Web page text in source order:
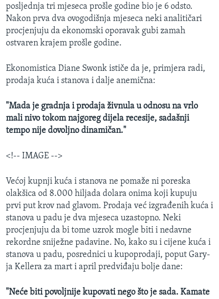
posljednja tri mjeseca prošle godine bio je 6 odsto.
Nakon prva dva ovogodišnja mjeseca neki analitičari
procjenjuju da ekonomski oporavak gubi zamah
ostvaren krajem prošle godine.
Ekonomistica Diane Swonk ističe da je, primjera radi,
prodaja kuća i stanova i dalje anemična:
"Mada je gradnja i prodaja živnula u odnosu na vrlo
mali nivo tokom najgoreg dijela recesije, sadašnji
tempo nije dovoljno dinamičan."
<!-- IMAGE -->
Većoj kupnji kuća i stanova ne pomaže ni poreska
olakšica od 8.000 hiljada dolara onima koji kupuju
prvi put krov nad glavom. Prodaja već izgrađenih kuća i
stanova u padu je dva mjeseca uzastopno. Neki
procjenjuju da bi tome uzrok mogle biti i nedavne
rekordne sniježne padavine. No, kako su i cijene kuća i
stanova u padu, posrednici u kupoprodaji, poput Gary-
ja Kellera za mart i april predviđaju bolje dane:
"Neće biti povoljnije kupovati nego što je sada. Kamate